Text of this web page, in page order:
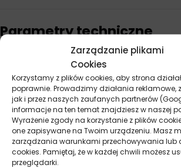
Zarządzanie plikami
Cookies
Korzystamy z plików cookies, aby strona
poprawnie. Prowadzimy działania reklamowe,
jak i przez naszych zaufanych partnerów
informacje na ten temat znajdziesz w naszej
Wyrażenie zgody na korzystanie z plików
one zapisywane na Twoim urządzeniu. Masz
zarządzania warunkami przechowywania lub
cookies. Pamiętaj, że w każdej chwili możesz
przeglądarki.
Parametry techniczne
Lepkość 5W-30
Baza Syntetyczny
Przeznaczenie Samochody
ACEA C3